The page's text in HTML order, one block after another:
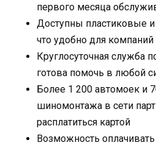
первого месяца
Доступны пластиковые
что удобно для
Круглосуточная служба
готова помочь в любой
Более 1 200 автомоек и
шиномонтажа в сети
расплатиться картой
Возможность